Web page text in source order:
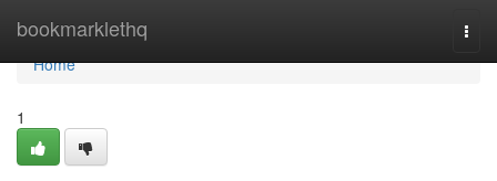
bookmarklethq
Home
Home
1